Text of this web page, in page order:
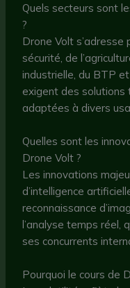
Quels secteurs sont
?
Drone Volt s’adresse
sécurité, de
industrielle, du BTP
exigent des solutions
adaptées à divers
Quelles sont les
Drone Volt ?
Les innovations
d’intelligence
reconnaissance
l’analyse temps réel,
ses concurrents
Pourquoi le cours de